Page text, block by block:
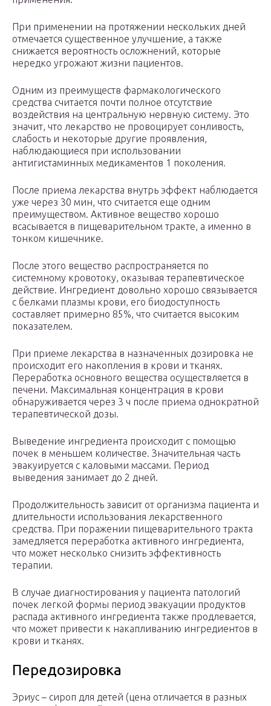
При применении на протяжении нескольких дней
отмечается существенное улучшение, а также
снижается вероятность осложнений, которые
нередко угрожают жизни пациентов.
Одним из преимуществ фармакологического
средства считается почти полное отсутствие
воздействия на центральную нервную систему. Это
значит, что лекарство не провоцирует сонливость,
слабость и некоторые другие проявления,
наблюдающиеся при использовании
антигистаминных медикаментов 1 поколения.
После приема лекарства внутрь эффект наблюдается
уже через 30 мин, что считается еще одним
преимуществом. Активное вещество хорошо
всасывается в пищеварительном тракте, а именно в
тонком кишечнике.
После этого вещество распространяется по
системному кровотоку, оказывая терапевтическое
действие. Ингредиент довольно хорошо связывается
с белками плазмы крови, его биодоступность
составляет примерно 85%, что считается высоким
показателем.
При приеме лекарства в назначенных дозировка не
происходит его накопления в крови и тканях.
Переработка основного вещества осуществляется в
печени. Максимальная концентрация в крови
обнаруживается через 3 ч после приема однократной
терапевтической дозы.
Выведение ингредиента происходит с помощью
почек в меньшем количестве. Значительная часть
эвакуируется с каловыми массами. Период
выведения занимает до 2 дней.
Продолжительность зависит от организма пациента и
длительности использования лекарственного
средства. При поражении пищеварительного тракта
замедляется переработка активного ингредиента,
что может несколько снизить эффективность
терапии.
В случае диагностирования у пациента патологий
почек легкой формы период эвакуации продуктов
распада активного ингредиента также продлевается,
что может привести к накапливанию ингредиентов в
крови и тканях.
Передозировка
Эриус – сироп для детей (цена отличается в разных